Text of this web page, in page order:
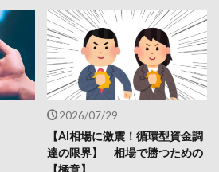
2026/07/29
【AI相場に激震！循環型資金調
達の限界】 相場で勝つための